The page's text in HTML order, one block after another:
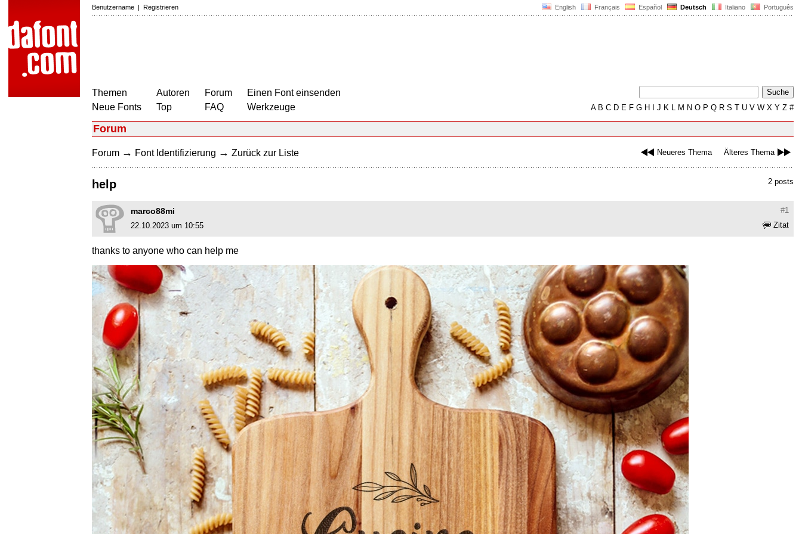
English Français Español Deutsch Italiano Português
Benutzername | Registrieren
Themen
Neue Fonts
Autoren
Top
Forum
FAQ
Einen Font einsenden
Werkzeuge
AB C D E F G H J K L M N O P Q R S T U V W X Y Z #
Forum
Neueres Thema Älteres Thema
Forum → Font Identifizierung → Zurück zur Liste
2 posts
help
#1
marco88mi
Zitat
22.10.2023 um 10:55
thanks to anyone who can help me